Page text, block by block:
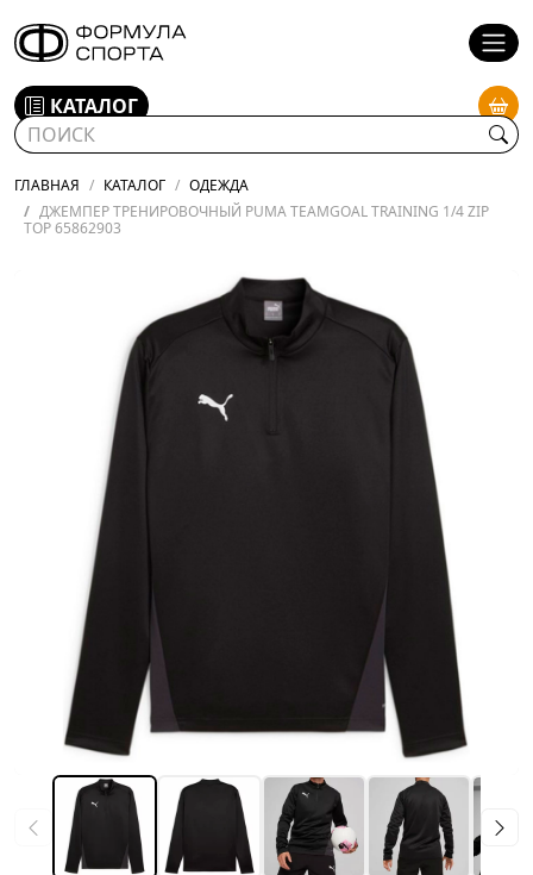
КАТАЛОГ
ГЛАВНАЯ КАТАЛОГ
ОДЕЖДА
ДЖЕМПЕР ТРЕНИРОВОЧНЫЙ PUMA TEAMGOAL TRAINING 1/4 ZIP
TOP 65862903